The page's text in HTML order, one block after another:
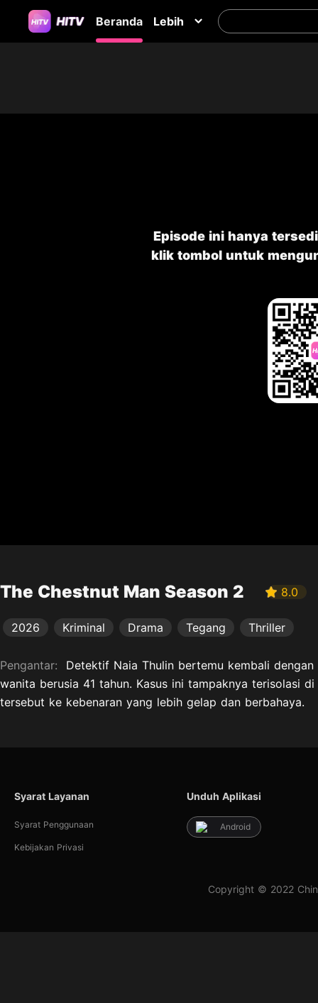
Beranda Lebih
Episode ini hanya
klik tombol untuk
The Chestnut Man Season 2 8.0
2026 Kriminal Drama Tegang Thriller
Pengantar: Detektif Naia Thulin bertemu kembali
wanita berusia 41 tahun. Kasus ini tampaknya terisolasi
tersebut ke kebenaran yang lebih gelap dan berbahaya.
Syarat Layanan
Syarat Penggunaan
Kebijakan Privasi
Unduh Aplikasi
Android
Copyright © 2022